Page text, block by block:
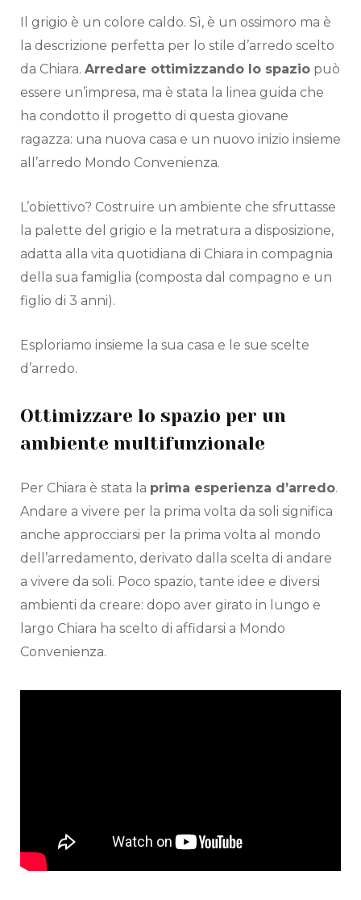
Il grigio è un colore caldo. Sì, è un ossimoro ma è
la descrizione perfetta per lo stile d’arredo scelto
da Chiara. Arredare ottimizzando lo spazio può
essere un’impresa, ma è stata la linea guida che
ha condotto il progetto di questa giovane
ragazza: una nuova casa e un nuovo inizio insieme
all’arredo Mondo Convenienza.
L’obiettivo? Costruire un ambiente che sfruttasse
la palette del grigio e la metratura a disposizione,
adatta alla vita quotidiana di Chiara in compagnia
della sua famiglia (composta dal compagno e un
figlio di 3 anni).
Esploriamo insieme la sua casa e le sue scelte
d’arredo.
Ottimizzare lo spazio per un
ambiente multifunzionale
Per Chiara è stata la prima esperienza d’arredo.
Andare a vivere per la prima volta da soli significa
anche approcciarsi per la prima volta al mondo
dell’arredamento, derivato dalla scelta di andare
a vivere da soli. Poco spazio, tante idee e diversi
ambienti da creare: dopo aver girato in lungo e
largo Chiara ha scelto di affidarsi a Mondo
Convenienza.